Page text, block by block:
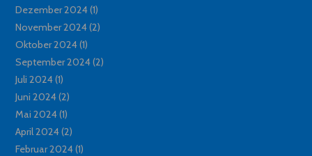
Dezember 2024(1)
November 2024(2)
Oktober 2024(1)
September 2024(2)
Juli 2024(1)
Juni 2024(2)
Mai 2024(1)
April 2024(2)
Februar 2024(1)